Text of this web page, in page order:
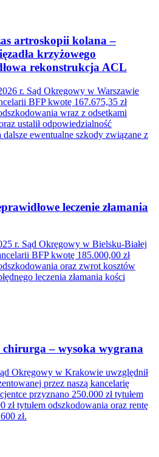
artroskopii kolana –
krzyżowego
rekonstrukcja ACL
r. Sąd Okręgowy w Warszawie
BFP kwotę 167.675,35 zł
wraz z odsetkami
ustalił odpowiedzialność
dalsze ewentualne szkody związane z
leczenie złamania
r. Sąd Okręgowy w Bielsku-Białej
BFP kwotę 185.000,00 zł
oraz zwrot kosztów
leczenia złamania kości
chirurga – wysoka wygrana
Okręgowy w Krakowie uwzględnił
przez naszą kancelarię
przyznano 250.000 zł tytułem
zł tytułem odszkodowania oraz rentę
zł.